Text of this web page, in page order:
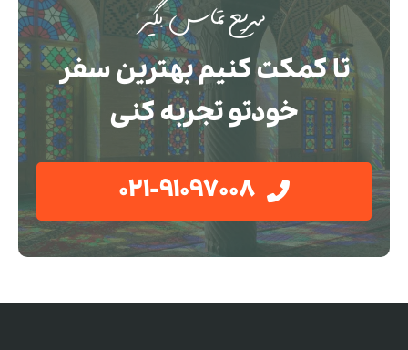
سریع تماس بگیر
تا کمکت کنیم بهترین سفر
خودتو تجربه کنی
021-91097008